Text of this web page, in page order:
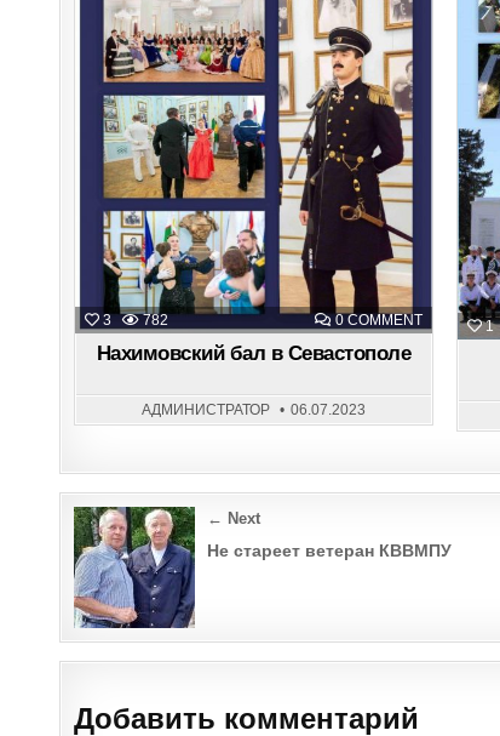
3 782 0 COMMENTON
Нахимовский бал в Севастополе
АДМИНИСТРАТОР 06.07.2023
1
Post
navigation
← Next
Не стареет ветеран КВВМПУ
Добавить комментарий